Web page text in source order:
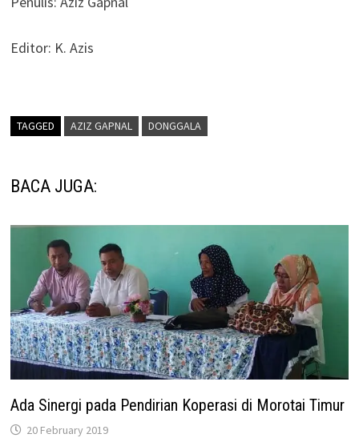
Editor: K. Azis
TAGGED AZIZ GAPNAL DONGGALA
BACA JUGA:
Ada Sinergi pada Pendirian Koperasi di Morotai Timur
20 February 2019